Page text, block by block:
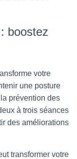
boostez
votre
une posture
prévention des
à trois séances
des améliorations
transformer votre